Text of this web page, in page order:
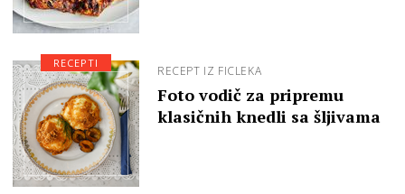
RECEPT IZ FICLEKA
Foto vodič za pripremu
klasičnih knedli sa šljivama
RECEPTI